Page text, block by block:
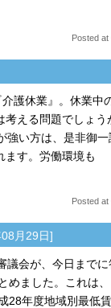
Posted at
護休業』。休業中
える問題でしょう
い方は、是非御一
す。労働環境も
Posted at
月29日]
議会が、今日までに
めました。これは、
28年度地域別最低